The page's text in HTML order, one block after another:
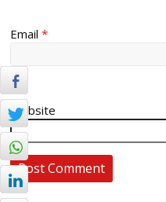
Email*
Website